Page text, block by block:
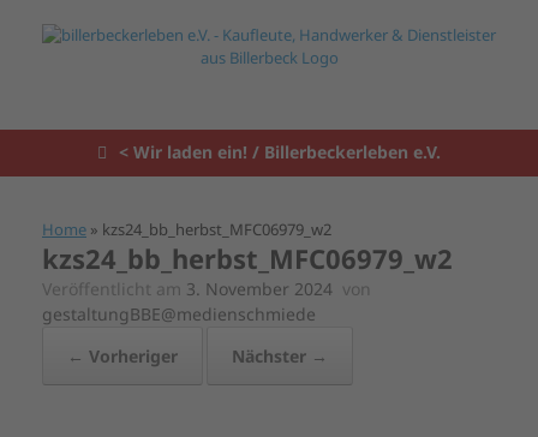
< Wir laden ein! / Billerbeckerleben e.V.
Home » kzs24_bb_herbst_MFC06979_w2
kzs24_bb_herbst_MFC06979_w2
Veröffentlicht am 3. November 2024 von
gestaltungBBE@medienschmiede
← Vorheriger
Nächster →